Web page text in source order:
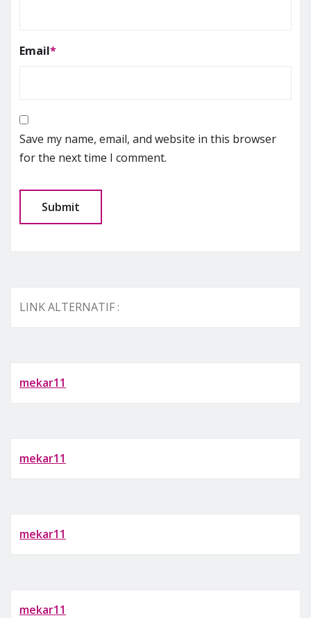
Email*
Save my name, email, and website in this browser
for the next time I comment.
LINK ALTERNATIF :
mekar11
mekar11
mekar11
mekar11